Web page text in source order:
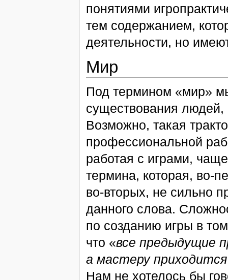
понятиями
тем содержанием,
деятельности, но
Мир
Под термином «мир»
существования людей,
Возможно, такая
профессиональной
работая с играми, чаще
термина, которая, во-
во-вторых, не сильно
данного слова.
по созданию игры в
что «все предыдущие
а мастеру
Нам не хотелось бы